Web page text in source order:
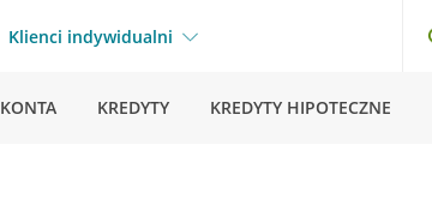
Klienci indywidualni
KONTA KREDYTY KREDYTY HIPOTECZNE